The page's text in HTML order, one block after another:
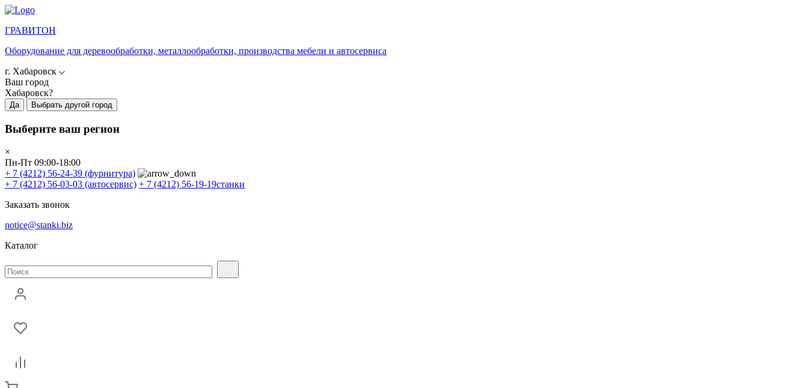
ГРАВИТОН
Оборудование для деревообработки, металлообработки, производства мебели и автосервиса
г. Хабаровск
Ваш город
Хабаровск?
Да Выбрать другой город
Выберите ваш регион
×
Пн-Пт 09:00-18:00
+ 7 (4212) 56-24-39 (фурнитура)
+ 7 (4212) 56-03-03 (автосервис) + 7 (4212) 56-19-19станки
Заказать звонок
notice@stanki.biz
Каталог